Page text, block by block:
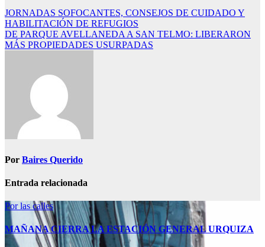
Navegación
de
entradas
JORNADAS SOFOCANTES, CONSEJOS DE CUIDADO Y
HABILITACIÓN DE REFUGIOS
DE PARQUE AVELLANEDA A SAN TELMO: LIBERARON
MÁS PROPIEDADES USURPADAS
Por Baires Querido
Entrada relacionada
Por las calles
MAÑANA CIERRA LA ESTACIÓN GENERAL URQUIZA